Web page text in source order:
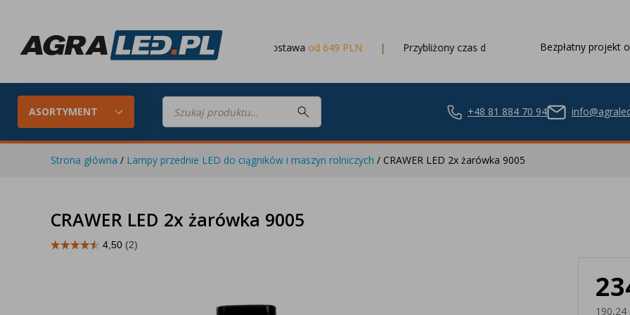
Darmowa dostawa od 649 PLN Przybliżony czas dostawy3 dni robocze Bezpłatny projekt
ASORTYMENT
Wyszukiwarka
produktów +48 81 884 70 94
Konfigurator LED
Skompletuj oświetlenie LED do
swojego ciągnika
Lampy robocze LED
Strona główna / Lampy przednie LED do ciągników i maszyn rolniczych / CRAWER LED 2x żarówka 9005
CRAWER LED 2x żarówka 9005
190,24